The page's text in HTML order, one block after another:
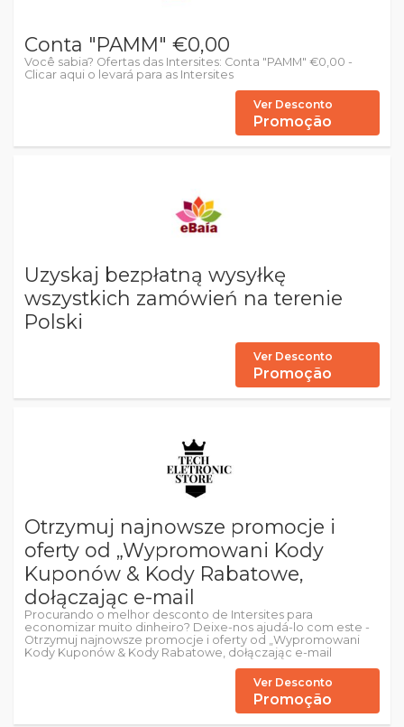
Conta "PAMM" €0,00
Você sabia? Ofertas das Intersites: Conta "PAMM" €0,00 -
Clicar aqui o levará para as Intersites
Ver Desconto
Promoção
Uzyskaj bezpłatną wysyłkę
wszystkich zamówień na terenie
Polski
Ver Desconto
Promoção
Otrzymuj najnowsze promocje i
oferty od „Wypromowani Kody
Kuponów & Kody Rabatowe,
dołączając e-mail
Procurando o melhor desconto de Intersites para
economizar muito dinheiro? Deixe-nos ajudá-lo com este -
Otrzymuj najnowsze promocje i oferty od „Wypromowani
Kody Kuponów & Kody Rabatowe, dołączając e-mail
Ver Desconto
Promoção